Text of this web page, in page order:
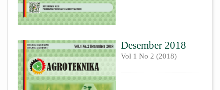
Desember 2018
Vol 1 No 2 (2018)